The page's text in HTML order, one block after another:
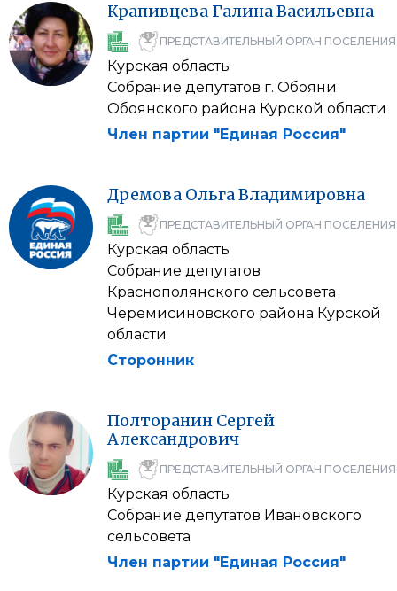
Крапивцева ГалинаВасильевна
ПРЕДСТАВИТЕЛЬНЫЙ ОРГАН ПОСЕЛЕНИЯ
Курская область
Собрание депутатов г. Обояни
Обоянского района Курской области
Член партии "Единая Россия"
Дремова ОльгаВладимировна
ПРЕДСТАВИТЕЛЬНЫЙ ОРГАН ПОСЕЛЕНИЯ
Курская область
Собрание депутатов
Краснополянского сельсовета
Черемисиновского района Курской
области
Сторонник
Полторанин Сергей
Александрович
ПРЕДСТАВИТЕЛЬНЫЙ ОРГАН ПОСЕЛЕНИЯ
Курская область
Собрание депутатов Ивановского
сельсовета
Член партии "Единая Россия"